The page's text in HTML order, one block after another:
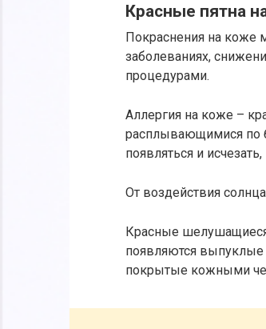
Красные пятна
Покраснения на коже
заболеваниях,
процедурами.
Аллергия на коже –
расплывающимися по
появляться и
От воздействия
Красные шелушащиеся
появляются
покрытые кожными